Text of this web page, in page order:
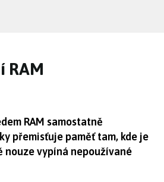
RAM
RAM samostatně
přemisťuje paměť tam, kde je
nouze vypíná nepoužívané